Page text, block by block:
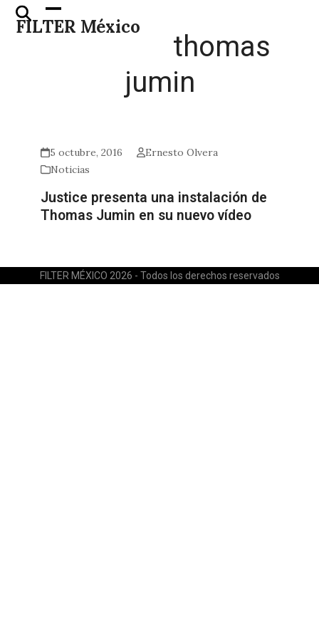
Skip
FILTER México
Open
mobile
Close
mobile
thomas
jumin
5 octubre, 2016
Ernesto Olvera
Noticias
Justice presenta una instalación de
Thomas Jumin en su nuevo vídeo
FILTER MÉXICO 2026 - Todos los derechos reservados